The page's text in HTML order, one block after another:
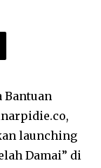
Bantuan
launching
Damai” di